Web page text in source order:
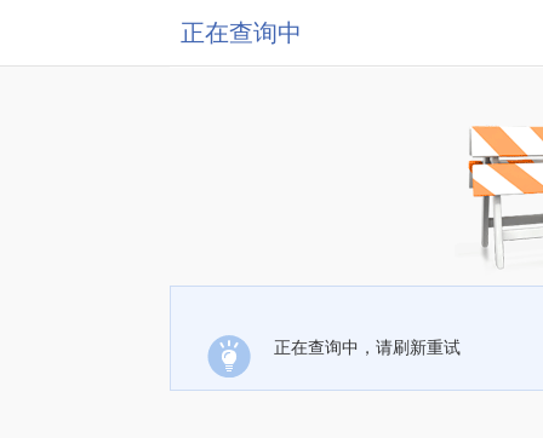
正在查询中
正在查询中，请刷新重试